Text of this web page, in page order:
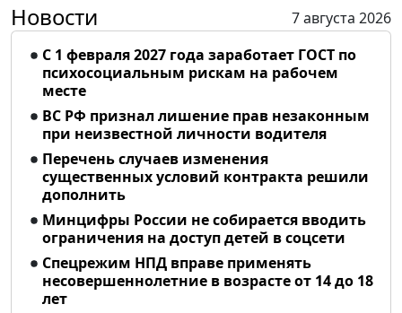
Новости
7 августа 2026
С 1 февраля 2027 года заработает ГОСТ по
психосоциальным рискам на рабочем
месте
ВС РФ признал лишение прав незаконным
при неизвестной личности водителя
Перечень случаев изменения
существенных условий контракта решили
дополнить
Минцифры России не собирается вводить
ограничения на доступ детей в соцсети
Спецрежим НПД вправе применять
несовершеннолетние в возрасте от 14 до 18
лет